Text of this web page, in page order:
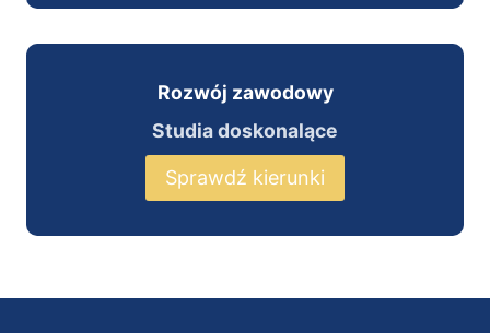
Rozwój zawodowy
Studia doskonalące
Sprawdź kierunki